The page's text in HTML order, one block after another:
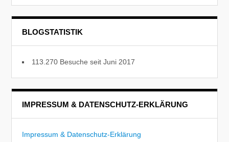
BLOGSTATISTIK
113.270 Besuche seit Juni 2017
IMPRESSUM & DATENSCHUTZ-ERKLÄRUNG
Impressum & Datenschutz-Erklärung